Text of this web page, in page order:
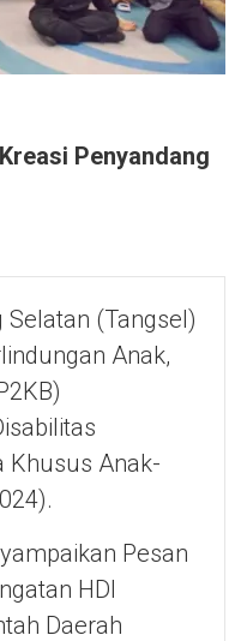
Penyandang
Selatan (Tangsel)
Anak,
Khusus Anak-
Pesan
HDI
Daerah